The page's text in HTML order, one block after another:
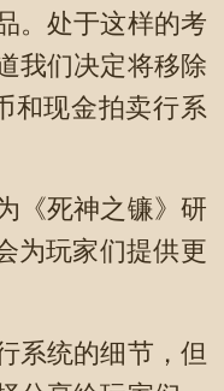
。处于这样的考
我们决定将移除
和现金拍卖行系
《死神之镰》研
为玩家们提供更
系统的细节，但